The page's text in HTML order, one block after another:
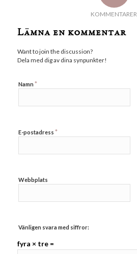
KOMMENTARER
Lämna en kommentar
Want to join the discussion?
Dela med dig av dina synpunkter!
Namn *
E-postadress *
Webbplats
Vänligen svara med siffror:
fyra × tre =